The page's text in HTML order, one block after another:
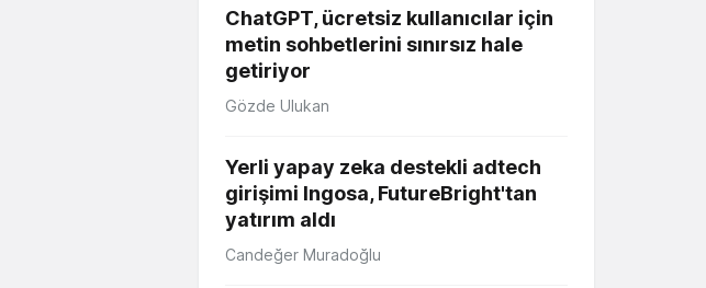
ChatGPT, ücretsiz kullanıcılar için
metin sohbetlerini sınırsız hale
getiriyor
Gözde Ulukan
Yerli yapay zeka destekli adtech
girişimi Ingosa, FutureBright'tan
yatırım aldı
Candeğer Muradoğlu